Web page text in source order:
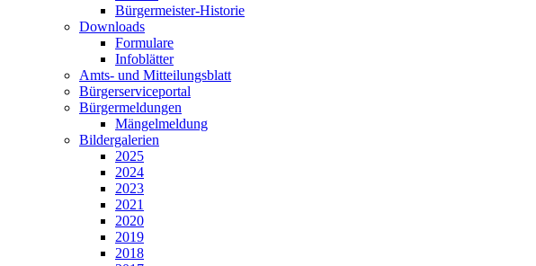
Bürgermeister-Historie
Downloads
Formulare
Infoblätter
Amts- und Mitteilungsblatt
Bürgerserviceportal
Bürgermeldungen
Mängelmeldung
Bildergalerien
2025
2024
2023
2021
2020
2019
2018